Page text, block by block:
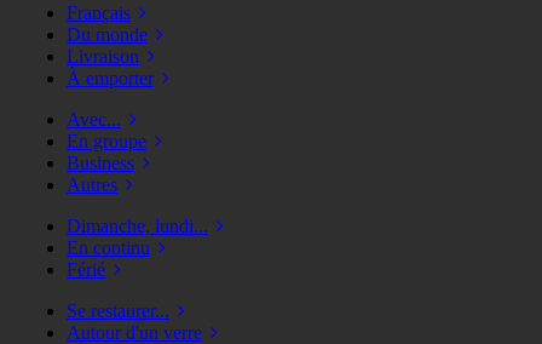
Français
Du monde
Livraison
À emporter
Avec...
En groupe
Business
Autres
Dimanche, lundi...
En continu
Férié
Se restaurer...
Autour d'un verre